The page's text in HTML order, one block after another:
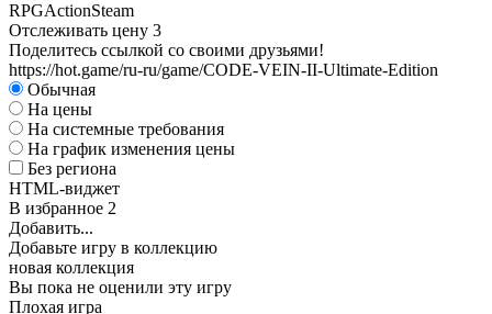
RPGActionSteam
Отслеживать цену 3
Поделитесь ссылкой со своими друзьями!
https://hot.game/ru-ru/game/CODE-VEIN-II-Ultimate-Edition
Обычная
На цены
На системные требования
На график изменения цены
Без региона
HTML-виджет
В избранное 2
Добавить...
Добавьте игру в коллекцию
новая коллекция
Вы пока не оценили эту игру
Плохая игра